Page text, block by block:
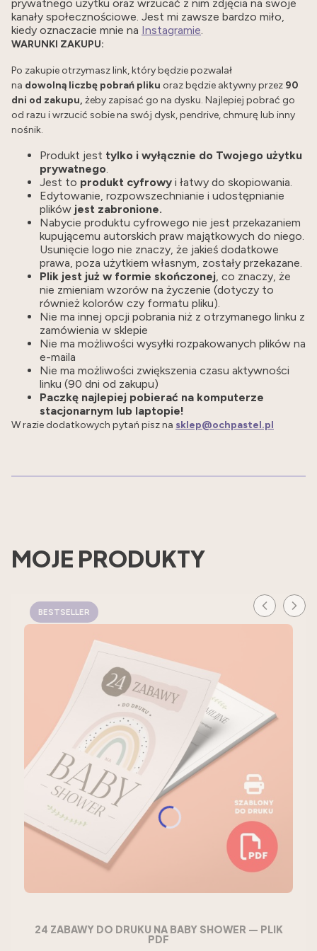
prywatnego użytku oraz wrzucać z nim zdjęcia na swoje
kanały społecznościowe. Jest mi zawsze bardzo miło,
kiedy oznaczacie mnie na Instagramie
WARUNKI ZAKUPU:
Po zakupie otrzymasz link, który będzie pozwalał
na dowolną liczbę pobrań pliku oraz będzie aktywny przez 90
dni od zakupu, żeby zapisać go na dysku. Najlepiej pobrać go
od razu i wrzucić sobie na swój dysk, pendrive, chmurę lub inny
nośnik.
Produkt jest tylko i wyłącznie do Twojego użytku
prywatnego
Jest to produkt cyfrowy i łatwy do skopiowania.
Edytowanie, rozpowszechnianie i udostępnianie
plików jest zabronione.
Nabycie produktu cyfrowego nie jest przekazaniem
kupującemu autorskich praw majątkowych do niego.
Usunięcie logo nie znaczy, że jakieś dodatkowe
prawa, poza użytkiem własnym, zostały przekazane.
Plik jest już w formie skończonej , co znaczy, że
nie zmieniam wzorów na życzenie (dotyczy to
również kolorów czy formatu pliku).
Nie ma innej opcji pobrania niż z otrzymanego linku z
zamówienia w sklepie
Nie ma możliwości wysyłki rozpakowanych plików na
e-maila
Nie ma możliwości zwiększenia czasu aktywności
linku (90 dni od zakupu)
Paczkę najlepiej pobierać na komputerze
stacjonarnym lub laptopie!
W razie dodatkowych pytań pisz na sklep@ochpastel.pl
MOJE PRODUKTY
BESTSELLER
24 ZABAWY DO DRUKU NA BABY SHOWER — PLIK
PDF